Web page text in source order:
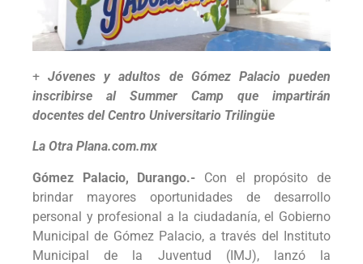
+Jóvenes y adultos de Gómez Palacio pueden
inscribirse al Summer Camp que impartirán
docentes del Centro Universitario Trilingüe
La Otra Plana.com.mx
Gómez Palacio, Durango.- Con el propósito de
brindar mayores oportunidades de desarrollo
personal y profesional a la ciudadanía, el Gobierno
Municipal de Gómez Palacio, a través del Instituto
Municipal de la Juventud (IMJ), lanzó la